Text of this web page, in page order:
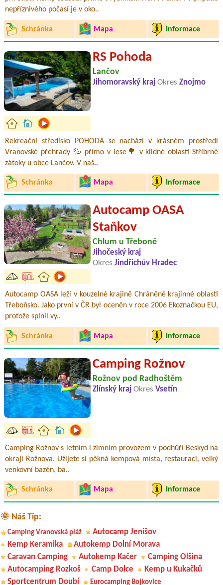
nepříznivého počasí je v oko..
Schránka Mapa Informace
RS Pohoda
Lančov
Jihomoravský kraj Okres Znojmo
Rekreační středisko POHODA se nachází v krásném prostředí
Vranovské přehrady 💦 přímo v lese🌳 v klidné oblasti Stříbrné
zátoky u obce Lančov. V naš..
Schránka Mapa Informace
Autocamp OASA
Staňkov
Chlum u Třeboně
Jihočeský kraj
Okres Jindřichův Hradec
Autocamp OASA leží v kouzelné krajině Chráněné krajinné oblasti
Třeboňsko. Jako první v ČR byl oceněn v roce 2006 Ekoznačkou EU,
protože splnil vy..
Schránka Mapa Informace
Camping Rožnov
Rožnov pod Radhoštěm
Zlínský kraj Okres Vsetín
Camping Rožnov s letním i zimním provozem v podhůří Beskyd na
okraji Rožnova. Užijete si pěkná kempová místa, restauraci, velký
venkovní bazén, ba..
Schránka Mapa Informace
🌞 Náš Tip:
Camping Vranovská pláž
Autocamp Jenišov
Kemp Keramika
Autokemp Dolní Morava
Caravan Camping
Autokemp Kačer
Camping Olšina
Autocamping Rozkoš
Camp Dolce
Kemp u Kukačků
Sportcentrum Doubí
Eurocamping Bojkovice